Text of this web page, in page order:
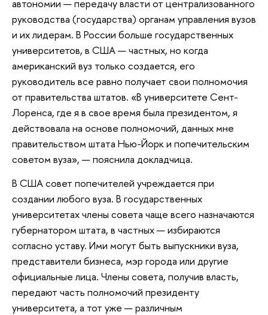
автономии — передачу власти от централизованного
руководства (государства) органам управления вузов
и их лидерам. В России больше государственных
университетов, в США — частных, но когда
американский вуз только создается, его
руководитель все равно получает свои полномочия
от правительства штатов. «В университете Сент-
Лоренса, где я в свое время была президентом, я
действовала на основе полномочий, данных мне
правительством штата Нью-Йорк и попечительским
советом вуза», — пояснила докладчица.
В США совет попечителей учреждается при
создании любого вуза. В государственных
университетах члены совета чаще всего назначаются
губернатором штата, в частных — избираются
согласно уставу. Ими могут быть выпускники вуза,
представители бизнеса, мэр города или другие
официальные лица. Члены совета, получив власть,
передают часть полномочий президенту
университета, а тот уже — различным